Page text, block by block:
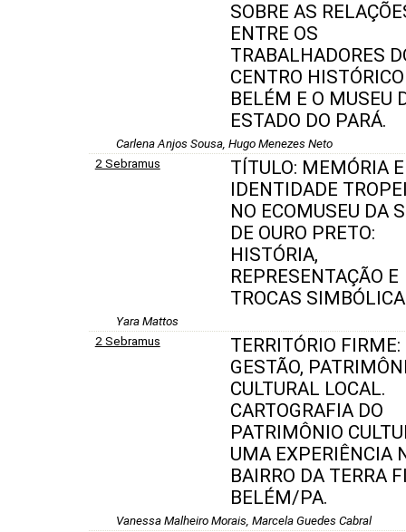
SOBRE AS
ENTRE OS
TRABALHADORES
CENTRO
BELÉM E O MUSEU
ESTADO DO PARÁ.
Carlena Anjos Sousa, Hugo Menezes Neto
2 Sebramus
TÍTULO: MEMÓRIA E
IDENTIDADE
NO ECOMUSEU DA
DE OURO PRETO:
HISTÓRIA,
REPRESENTAÇÃO E
TROCAS
Yara Mattos
2 Sebramus
TERRITÓRIO FIRME:
GESTÃO,
CULTURAL LOCAL.
CARTOGRAFIA DO
PATRIMÔNIO
UMA EXPERIÊNCIA
BAIRRO DA TERRA
BELÉM/PA.
Vanessa Malheiro Morais, Marcela Guedes Cabral